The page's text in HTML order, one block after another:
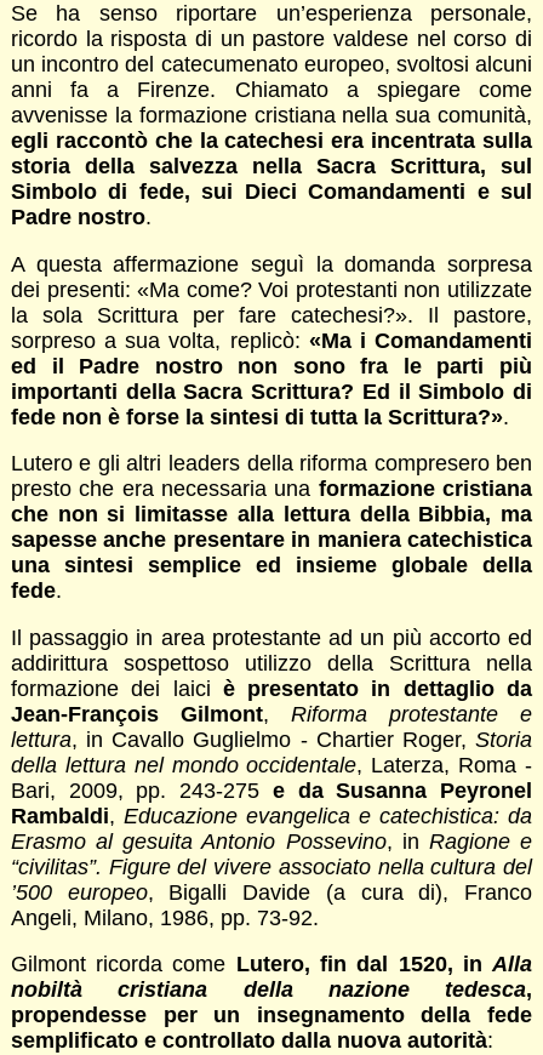
Se ha senso riportare un’esperienza personale,
ricordo la risposta di un pastore valdese nel corso di
un incontro del catecumenato europeo, svoltosi alcuni
anni fa a Firenze. Chiamato a spiegare come
avvenisse la formazione cristiana nella sua comunità,
egli raccontò che la catechesi era incentrata sulla
storia della salvezza nella Sacra Scrittura, sul
Simbolo di fede, sui Dieci Comandamenti e sul
Padre nostro.
A questa affermazione seguì la domanda sorpresa
dei presenti: «Ma come? Voi protestanti non utilizzate
la sola Scrittura per fare catechesi?». Il pastore,
sorpreso a sua volta, replicò: «Ma i Comandamenti
ed il Padre nostro non sono fra le parti più
importanti della Sacra Scrittura? Ed il Simbolo di
fede non è forse la sintesi di tutta la Scrittura?».
Lutero e gli altri leaders della riforma compresero ben
presto che era necessaria una formazione cristiana
che non si limitasse alla lettura della Bibbia, ma
sapesse anche presentare in maniera catechistica
una sintesi semplice ed insieme globale della
fede.
Il passaggio in area protestante ad un più accorto ed
addirittura sospettoso utilizzo della Scrittura nella
formazione dei laici è presentato in dettaglio da
Jean-François Gilmont,Riforma protestante e
lettura, in Cavallo Guglielmo - Chartier Roger,Storia
della lettura nel mondo occidentale, Laterza, Roma -
Bari, 2009, pp. 243-275 e da Susanna Peyronel
Rambaldi, Educazione evangelica e catechistica: da
Erasmo al gesuita Antonio Possevino, in Ragione e
“civilitas”. Figure del vivere associato nella cultura del
’500 europeo, Bigalli Davide (a cura di), Franco
Angeli, Milano, 1986, pp. 73-92.
Gilmont ricorda come Lutero, fin dal 1520, inAlla
nobiltà cristiana della nazione tedesca,
propendesse per un insegnamento della fede
semplificato e controllato dalla nuova autorità: